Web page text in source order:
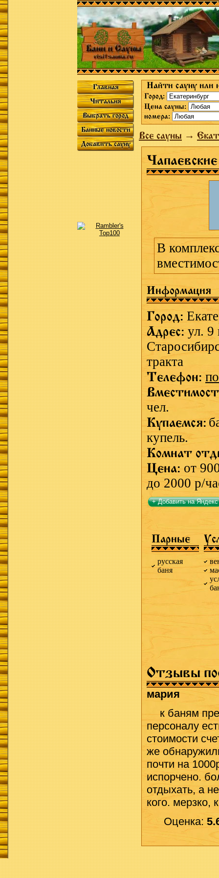
Главная
Читальня
Выбрать город
Банные новости
Добавить сауну
Найти сауну или
Город:
Цена сауны:
номера:
Все сауны→
В
Информация
Город:
Адрес: ул. 9
тракта
Телефон:
чел.
Купаемся:
купель.
Комнат
Цена: от
до 2000 р/
+ Добавить на Яндекс
Парные
русская
баня
Отзывы
мария
к баням
персоналу
стоимости
же
почти на
испорчено.
отдыхать, а
кого. мерзко,
Оценка: